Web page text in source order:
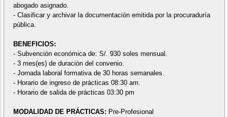
abogado asignado.
- Clasificar y archivar la documentación emitida por la procuraduría
pública.
BENEFICIOS:
- Subvención económica de: S/. 930 soles mensual.
- 3 mes(es) de duración del convenio.
- Jornada laboral formativa de 30 horas semanales.
- Horario de ingreso de prácticas 08:30 am.
- Horario de salida de prácticas 03:30 pm
MODALIDAD DE PRÁCTICAS: Pre-Profesional